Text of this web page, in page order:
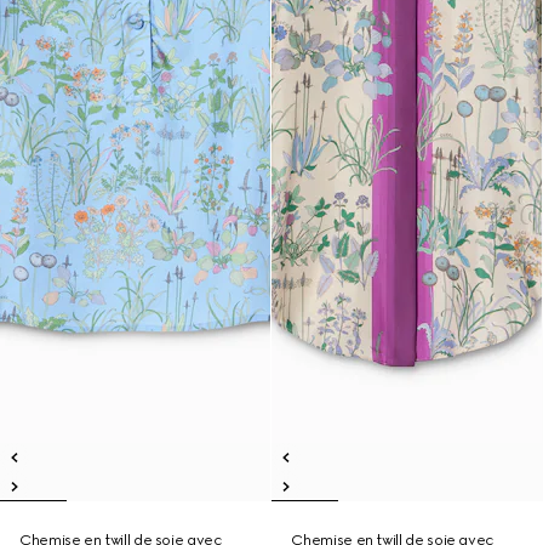
Chemise en twill de soie avec Chemise en twill de soie avec